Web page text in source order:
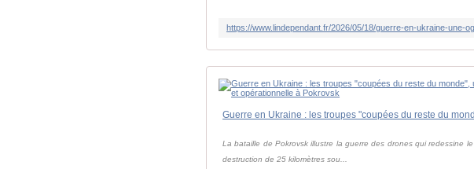
La bataille de Pokrovsk illustre la guerre des drones qui redessine
destruction de 25 kilomètres sou...